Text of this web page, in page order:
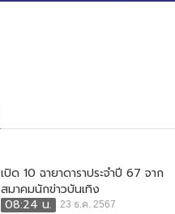
เปิด 10 ฉายาดาราประจำปี 67 จาก
สมาคมนักข่าวบันเทิง
08:24 น.
23 ธ.ค. 2567